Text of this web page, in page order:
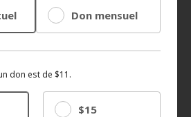
Don mensuel
don est de $11.
$15